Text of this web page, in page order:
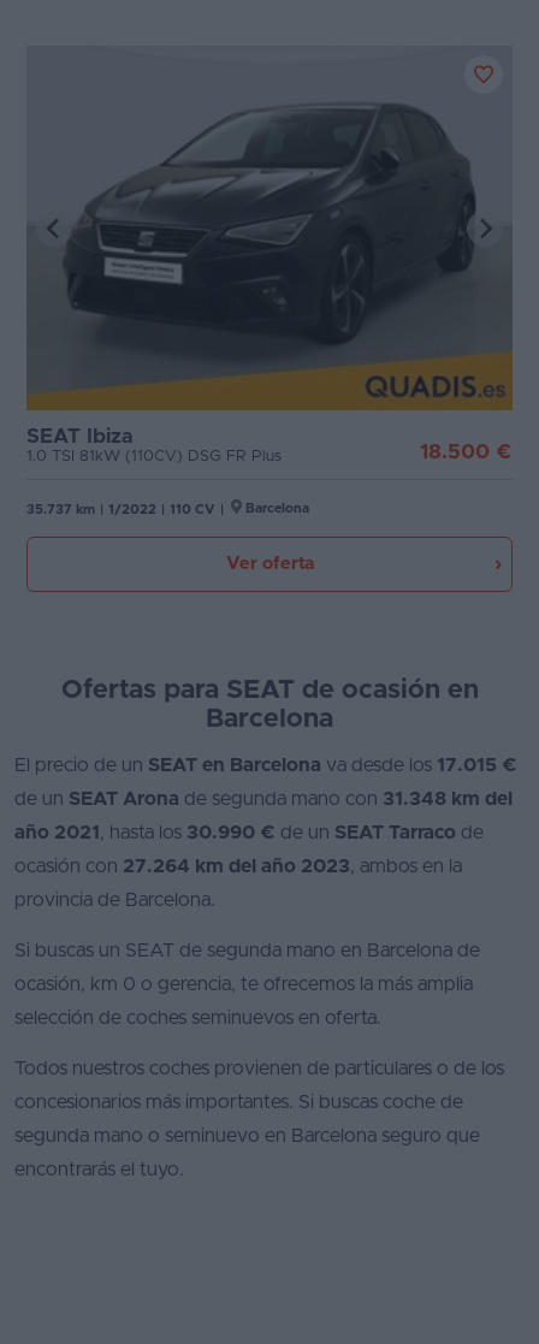
SEAT Ibiza
1.0 TSI 81kW (110CV) DSG FR Plus 18.500 €
35.737 km 1/2022 110 CV Barcelona
Ver oferta
Ofertas para SEAT de ocasión en
Barcelona
El precio de un SEAT en Barcelona va desde los 17.015 €
de un SEAT Arona de segunda mano con 31.348 km del
año 2021 , hasta los 30.990 € de un SEAT Tarraco de
ocasión con 27.264 km del año 2023, ambos en la
provincia de Barcelona.
Si buscas un SEAT de segunda mano en Barcelona de
ocasión, km 0 o gerencia, te ofrecemos la más amplia
selección de coches seminuevos en oferta.
Todos nuestros coches provienen de particulares o de los
concesionarios más importantes. Si buscas coche de
segunda mano o seminuevo en Barcelona seguro que
encontrarás el tuyo.